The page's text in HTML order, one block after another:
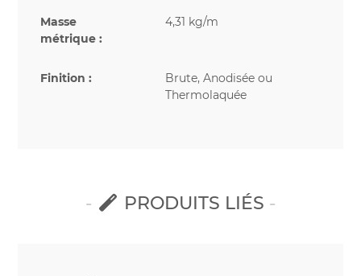
Masse
métrique :
4,31 kg/m
Finition :
Brute, Anodisée ou
Thermolaquée
PRODUITS LIÉS